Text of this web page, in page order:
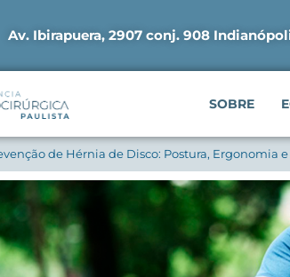
Av. Ibirapuera, 2907 conj. 908
SOBRE
de Hérnia de Disco: Postura, Ergonomia